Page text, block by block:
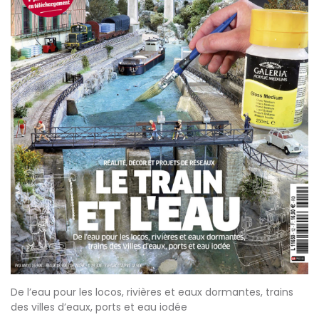
De l’eau pour les locos, rivières et eaux dormantes, trains
des villes d’eaux, ports et eau iodée